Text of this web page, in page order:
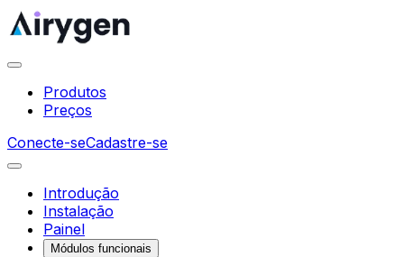
Produtos
Preços
Conecte-seCadastre-se
Introdução
Instalação
Painel
Módulos funcionais